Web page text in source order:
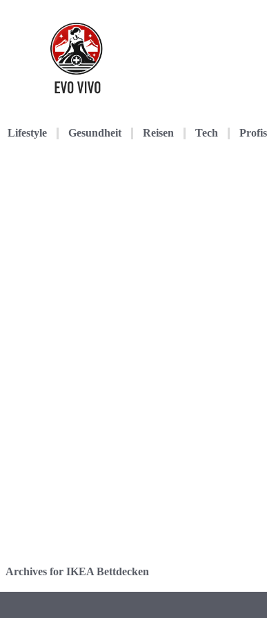
Lifestyle Gesundheit Reisen Tech Profis
Archives for IKEA Bettdecken